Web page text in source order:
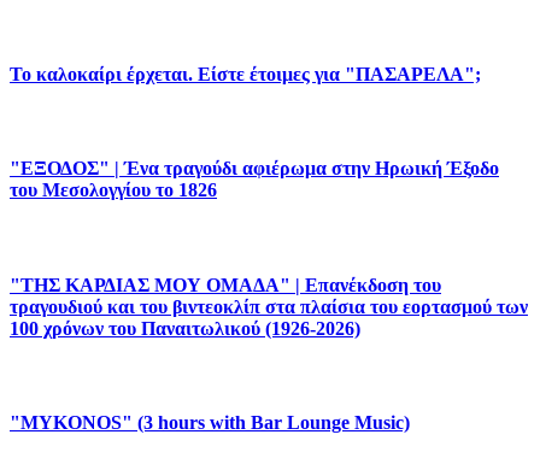
Το καλοκαίρι έρχεται. Είστε έτοιμες για "ΠΑΣΑΡΕΛΑ";
"ΕΞΟΔΟΣ" | Ένα τραγούδι αφιέρωμα στην Ηρωική Έξοδο
του Μεσολογγίου το 1826
"ΤΗΣ ΚΑΡΔΙΑΣ ΜΟΥ ΟΜΑΔΑ" | Επανέκδοση του
τραγουδιού και του βιντεοκλίπ στα πλαίσια του εορτασμού των
100 χρόνων του Παναιτωλικού (1926-2026)
"MYKONOS" (3 hours with Bar Lounge Music)